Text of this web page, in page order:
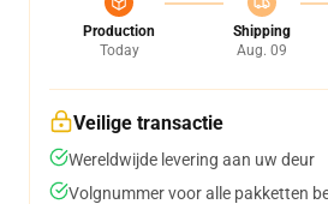
Production
Today
Shipping
Aug. 09
Veilige transactie
Wereldwijde levering aan uw deur
Volgnummer voor alle pakketten